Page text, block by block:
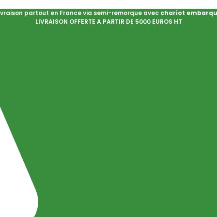
partout en France via semi-remorque avec chariot
LIVRAISON OFFERTE A PARTIR DE 5000 EUROS HT